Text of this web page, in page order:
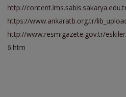
http://
https://www.ankaratb.org.tr/
http://www.resmigazete.gov.tr/
6.htm